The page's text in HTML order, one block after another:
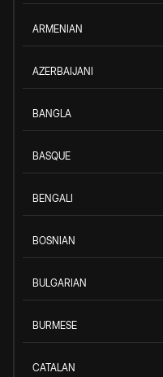
ARMENIAN
AZERBAIJANI
BANGLA
BASQUE
BENGALI
BOSNIAN
BULGARIAN
BURMESE
CATALAN